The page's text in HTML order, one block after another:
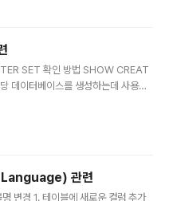
SET 확인 방법 SHOW CREAT
이터베이스를 생성하는데 사용할
동일하게 해당 테이블을 생성하는
CHARACTER SET = charset_
관련
변경 1. 테이블에 새로운 컬럼 추가